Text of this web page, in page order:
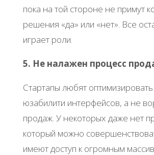
пока на той стороне не примут
решения «да» или «нет». Все
играет роли.
5. Не налажен процесс
Стартапы любят
юзабилити интерфейсов, а не
продаж. У некоторых даже нет
который можно
имеют доступ к огромным